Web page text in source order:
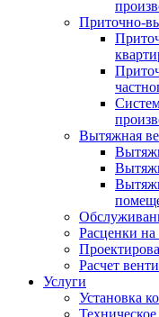
Приточно-
Вытяжная
Расценки
Расчет
Услуги
Установка